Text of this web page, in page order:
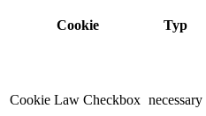
Cookie Typ
Cookie Law Checkbox necessary